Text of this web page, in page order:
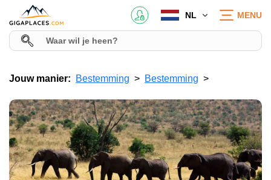
NL MENU
Jouw manier: Bestemming Bestemming